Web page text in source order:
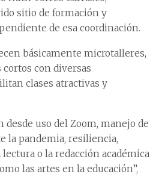
sitio de formación y
de esa coordinación.
básicamente microtalleres,
con diversas
clases atractivas y
desde uso del Zoom, manejo de
la pandemia, resiliencia,
o la redacción académica
las artes en la educación”,